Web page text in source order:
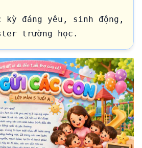
kỳ đáng yêu, sinh động,
trường học.